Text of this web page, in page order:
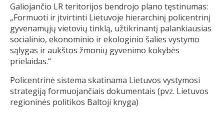
Galiojančio LR teritorijos bendrojo plano tęstinumas:
„Formuoti ir įtvirtinti Lietuvoje hierarchinį policentrinį
gyvenamųjų vietovių tinklą, užtikrinantį palankiausias
socialinio, ekonominio ir ekologinio šalies vystymo
sąlygas ir aukštos žmonių gyvenimo kokybės
prielaidas.“
Policentrinė sistema skatinama Lietuvos vystymosi
strategiją formuojančiais dokumentais (pvz. Lietuvos
regioninės politikos Baltoji knyga)